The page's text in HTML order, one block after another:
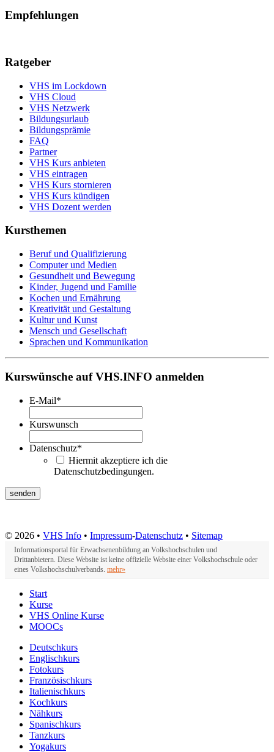
Empfehlungen
Ratgeber
VHS im Lockdown
VHS Cloud
VHS Netzwerk
Bildungsurlaub
Bildungsprämie
FAQ
Partner
VHS Kurs anbieten
VHS eintragen
VHS Kurs stornieren
VHS Kurs kündigen
VHS Dozent werden
Kursthemen
Beruf und Qualifizierung
Computer und Medien
Gesundheit und Bewegung
Kinder, Jugend und Familie
Kochen und Ernährung
Kreativität und Gestaltung
Kultur und Kunst
Mensch und Gesellschaft
Sprachen und Kommunikation
Kurswünsche auf VHS.INFO anmelden
E-Mail*
Kurswunsch
Datenschutz*
Hiermit akzeptiere ich die
Datenschutzbedingungen.
© 2026 • VHS Info • Impressum-Datenschutz • Sitemap
Informationsportal für Erwachsenenbildung an Volkshochschulen und
Drittanbietern. Diese Website ist keine offizielle Website einer Volkshochschule oder
eines Volkshochschulverbands. mehr»
Start
Kurse
VHS Online Kurse
MOOCs
Deutschkurs
Englischkurs
Fotokurs
Französischkurs
Italienischkurs
Kochkurs
Nähkurs
Spanischkurs
Tanzkurs
Yogakurs